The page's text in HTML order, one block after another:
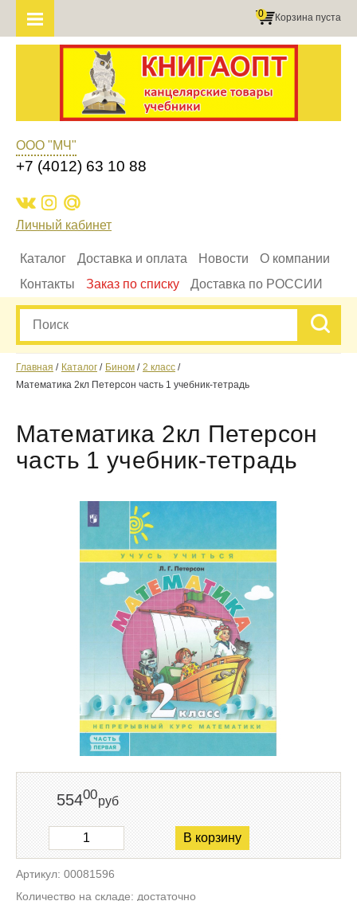
Корзина пуста
0
ООО "МЧ"
+7 (4012) 63 10 88
Личный кабинет
Каталог Доставка и оплата Новости
О компании
Контакты
Заказ по списку Доставка по РОССИИ
Главная Каталог Бином
2 класс
Математика 2кл Петерсон часть 1 учебник-тетрадь
Математика 2кл Петерсон
часть 1 учебник-тетрадь
55400руб
В корзину
Артикул: 00081596
Количество на складе: достаточно